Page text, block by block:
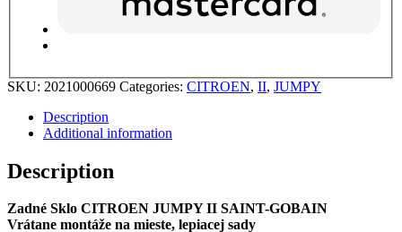
SKU: 2021000669 Categories: CITROEN, II, JUMPY
Description
Additional information
Description
Zadné Sklo CITROEN JUMPY II SAINT-GOBAIN
Vrátane montáže na mieste, lepiacej sady